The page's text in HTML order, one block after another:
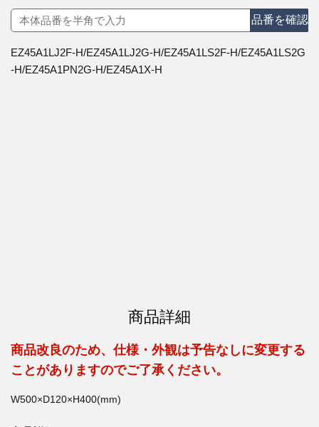
品番を確認
EZ45A1LJ2F-H/EZ45A1LJ2G-H/EZ45A1LS2F-H/EZ45A1LS2G
-H/EZ45A1PN2G-H/EZ45A1X-H
商品詳細
商品改良のため、仕様・外観は予告なしに変更する
ことがありますのでご了承ください。
W500×D120×H400(mm)